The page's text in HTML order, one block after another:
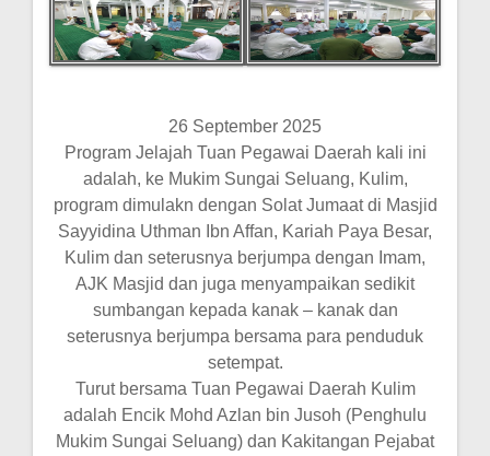
26 September 2025
Program Jelajah Tuan Pegawai Daerah kali ini
adalah, ke Mukim Sungai Seluang, Kulim,
program dimulakn dengan Solat Jumaat di Masjid
Sayyidina Uthman Ibn Affan, Kariah Paya Besar,
Kulim dan seterusnya berjumpa dengan Imam,
AJK Masjid dan juga menyampaikan sedikit
sumbangan kepada kanak – kanak dan
seterusnya berjumpa bersama para penduduk
setempat.
Turut bersama Tuan Pegawai Daerah Kulim
adalah Encik Mohd Azlan bin Jusoh (Penghulu
Mukim Sungai Seluang) dan Kakitangan Pejabat